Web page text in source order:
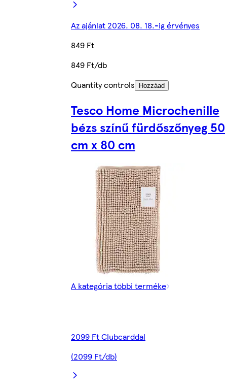
Az ajánlat 2026. 08. 18.-ig érvényes
849 Ft
849 Ft/db
Quantity controls
Hozzáad
Tesco Home Microchenille
bézs színű fürdőszőnyeg 50
cm x 80 cm
A kategória többi terméke
2099 Ft Clubcarddal
(2099 Ft/db)